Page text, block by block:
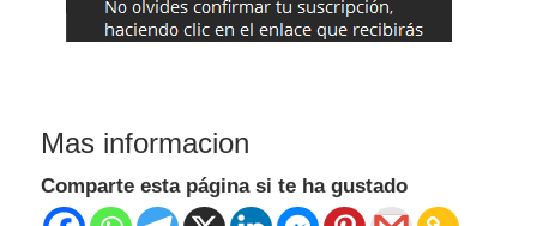
Mas informacion
Comparte esta página si te ha gustado